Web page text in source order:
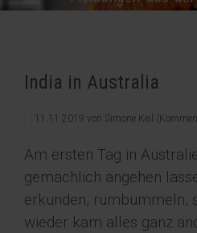
India in Australia
11.11.2019 von Simone Keil
Am ersten Tag in
gemächlich angehen
erkunden, rumbummeln,
wieder kam alles ganz